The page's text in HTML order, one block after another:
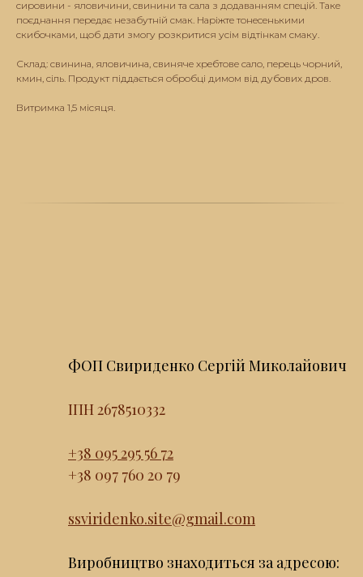
сировини - яловичини, свинини та сала з додаванням спецій. Таке
поєднання передає незабутній смак. Наріжте тонесенькими
скибочками, щоб дати змогу розкритися усім відтінкам смаку.
Склад: свинина, яловичина, свиняче хребтове сало, перець чорний,
кмин, сіль. Продукт піддається обробці димом від дубових дров.
Витримка 1,5 місяця.
ФОП Свириденко Сергій Миколайович
ІПН 2678510332
+38 095 295 56 72
+38 097 760 20 79
ssviridenko.site@gmail.com
Виробництво знаходиться за адресою: